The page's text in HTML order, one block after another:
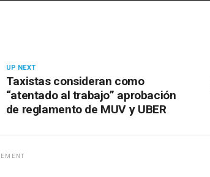
UP NEXT
Taxistas consideran como
“atentado al trabajo” aprobación
de reglamento de MUV y UBER